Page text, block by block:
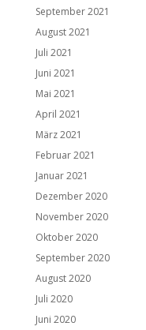
September 2021
August 2021
Juli 2021
Juni 2021
Mai 2021
April 2021
März 2021
Februar 2021
Januar 2021
Dezember 2020
November 2020
Oktober 2020
September 2020
August 2020
Juli 2020
Juni 2020